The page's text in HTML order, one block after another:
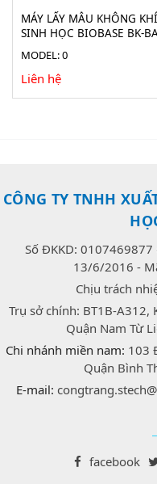
MÁY LẤY MẪU KHÔNG KHÍ
SINH HỌC BIOBASE BK-
MODEL: 0
Liên hệ
CÔNG TY TNHH
Số ĐKKD:
13/6/2016 -
Chịu trách
Trụ sở chính: BT1B-A312,
Quận Nam Từ
Chi nhánh miền nam: 103
Quận Bình
E-mail:
facebook